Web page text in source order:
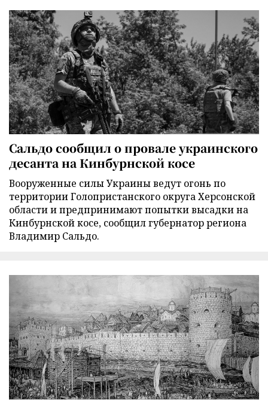
Сальдо сообщил о провале украинского
десанта на Кинбурнской косе
Вооруженные силы Украины ведут огонь по
территории Голопристанского округа Херсонской
области и предпринимают попытки высадки на
Кинбурнской косе, сообщил губернатор региона
Владимир Сальдо.